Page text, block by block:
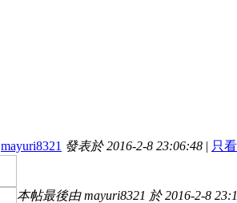
mayuri8321 發表於 2016-2-8 23:06:48 | 只
本帖最後由 mayuri8321 於 2016-2-8